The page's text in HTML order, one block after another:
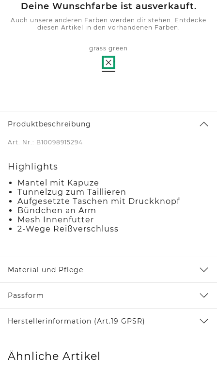
Deine Wunschfarbe ist ausverkauft.
Auch unsere anderen Farben werden dir stehen. Entdecke
diesen Artikel in den vorhandenen Farben.
grass green
Produktbeschreibung
Art. Nr.: B10098915294
Highlights
Mantel mit Kapuze
Tunnelzug zum Taillieren
Aufgesetzte Taschen mit Druckknopf
Bündchen an Arm
Mesh Innenfutter
2-Wege Reißverschluss
Material und Pflege
Passform
Herstellerinformation (Art.19 GPSR)
Ähnliche Artikel